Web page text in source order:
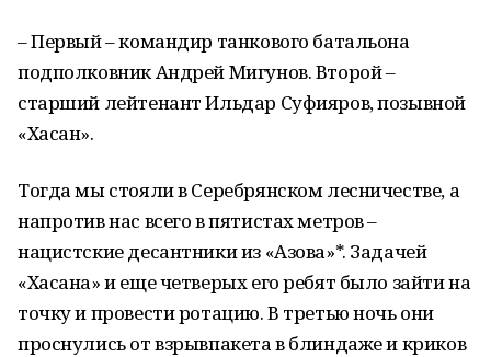
– Первый – командир танкового батальона
подполковник Андрей Мигунов. Второй –
старший лейтенант Ильдар Суфияров, позывной
«Хасан».
Тогда мы стояли в Серебрянском лесничестве, а
напротив нас всего в пятистах метров –
нацистские десантники из «Азова»*. Задачей
«Хасана» и еще четверых его ребят было зайти на
точку и провести ротацию. В третью ночь они
проснулись от взрывпакета в блиндаже и криков